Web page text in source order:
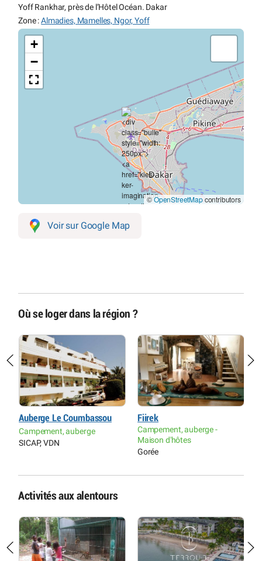
Yoff Rankhar, près de l’Hôtel Océan. Dakar
Zone :Almadies, Mamelles, Ngor, Yoff
+
−
©OpenStreetMapcontributors
Voir sur Google Map
Où se loger dans la région ?
Auberge Le Coumbassou
Campement, auberge
SICAP, VDN
Fiirek
Campement, auberge -
Maison d'hôtes
Gorée
Activités aux alentours